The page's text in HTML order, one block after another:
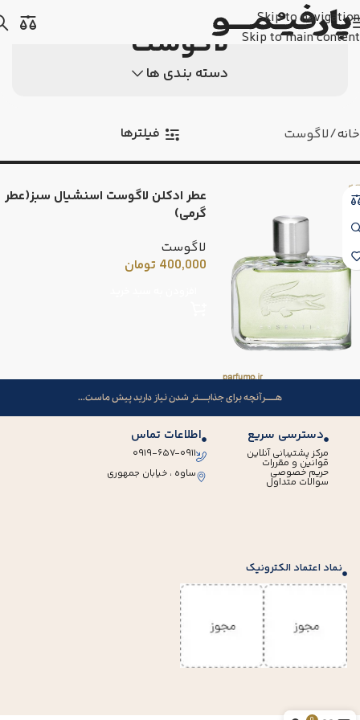
Skip to navigation
Skip to main content
لاگوست
دسته بندی ها
خانه لاگوست فیلترها
عطر ادکلن لاگوست اسنشیال سبز(عطر
گرمی)
لاگوست
400,000 تومان
هــــــرآنچه برای جذابـــــتر شدن نیاز دارید پیش ماست...
دسترسی سریع
مرکز پشتیبانی آنلاین
قوانین و مقررات
حریم خصوصی
سوالات متداول
اطلاعات تماس
۰۹۱۹-۶۵۷-۰۹۱۱
ساوه ، خیابان جمهوری
نماد اعتماد الکترونیک